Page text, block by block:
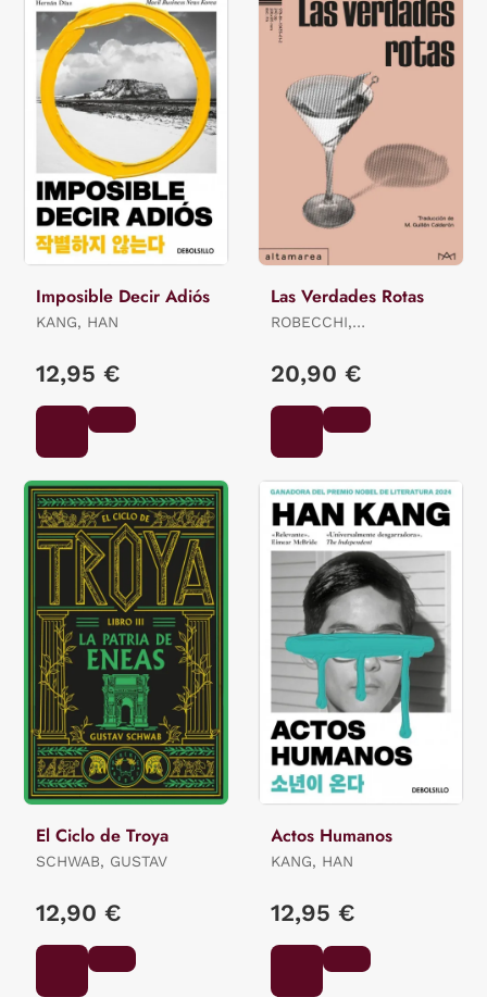
Imposible Decir Adiós
KANG, HAN
12,95 €
Las Verdades Rotas
ROBECCHI,
20,90 €
El Ciclo de Troya
SCHWAB, GUSTAV
12,90 €
Actos Humanos
KANG, HAN
12,95 €